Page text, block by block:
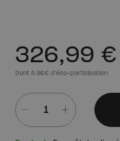
326,99 €
Dont 5.96€ d'éco-participation